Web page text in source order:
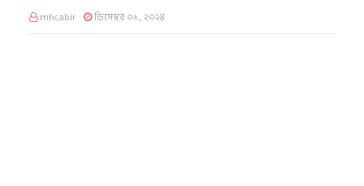
mhcabir ডিসেম্বর ০১, ২০২৪